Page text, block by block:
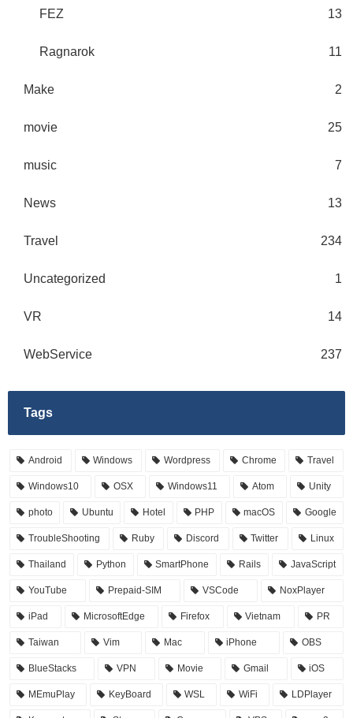
FEZ 13
Ragnarok 11
Make 2
movie 25
music 7
News 13
Travel 234
Uncategorized 1
VR 14
WebService 237
Tags
Android Windows Wordpress Chrome Travel
Windows10 OSX Windows11 Atom Unity
photo Ubuntu Hotel PHP macOS Google
TroubleShooting Ruby Discord Twitter Linux
Thailand Python SmartPhone Rails JavaScript
YouTube Prepaid-SIM VSCode NoxPlayer
iPad MicrosoftEdge Firefox Vietnam PR
Taiwan Vim Mac iPhone OBS
BlueStacks VPN Movie Gmail iOS
MEmuPlay KeyBoard WSL WiFi LDPlayer